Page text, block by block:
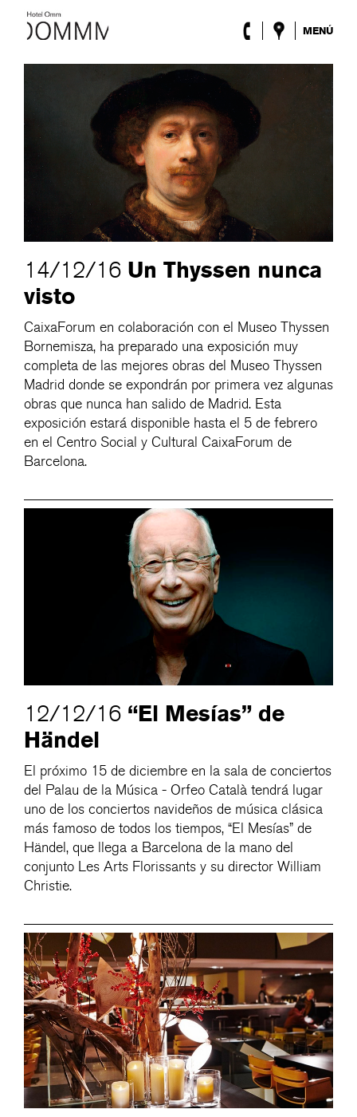
MENÚ
El Hotel
Habitaciones
Spa
Terraza
Lobby & Club
Eventos
14/12/16 Un Thyssen nunca
visto
CaixaForum en colaboración con el Museo Thyssen
Bornemisza, ha preparado una exposición muy
completa de las mejores obras del Museo Thyssen
Madrid donde se expondrán por primera vez algunas
obras que nunca han salido de Madrid. Esta
exposición estará disponible hasta el 5 de febrero
en el Centro Social y Cultural CaixaForum de
Barcelona.
12/12/16 “El Mesías” de
Händel
El próximo 15 de diciembre en la sala de conciertos
del Palau de la Música - Orfeo Català tendrá lugar
uno de los conciertos navideños de música clásica
más famoso de todos los tiempos, “El Mesías” de
Händel, que llega a Barcelona de la mano del
conjunto Les Arts Florissants y su director William
Christie.